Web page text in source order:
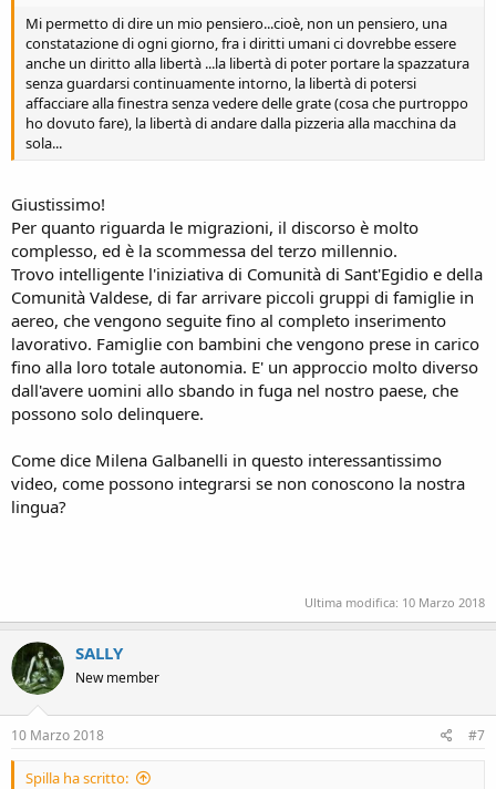
Mi permetto di dire un mio pensiero...cioè, non un pensiero, una
constatazione di ogni giorno, fra i diritti umani ci dovrebbe essere
anche un diritto alla libertà ...la libertà di poter portare la spazzatura
senza guardarsi continuamente intorno, la libertà di potersi
affacciare alla finestra senza vedere delle grate (cosa che purtroppo
ho dovuto fare), la libertà di andare dalla pizzeria alla macchina da
sola...
Giustissimo!
Per quanto riguarda le migrazioni, il discorso è molto
complesso, ed è la scommessa del terzo millennio.
Trovo intelligente l'iniziativa di Comunità di Sant'Egidio e della
Comunità Valdese, di far arrivare piccoli gruppi di famiglie in
aereo, che vengono seguite fino al completo inserimento
lavorativo. Famiglie con bambini che vengono prese in carico
fino alla loro totale autonomia. E' un approccio molto diverso
dall'avere uomini allo sbando in fuga nel nostro paese, che
possono solo delinquere.
Come dice Milena Galbanelli in questo interessantissimo
video, come possono integrarsi se non conoscono la nostra
lingua?
Ultima modifica: 10 Marzo 2018
SALLY
New member
10 Marzo 2018 #7
Spilla ha scritto: